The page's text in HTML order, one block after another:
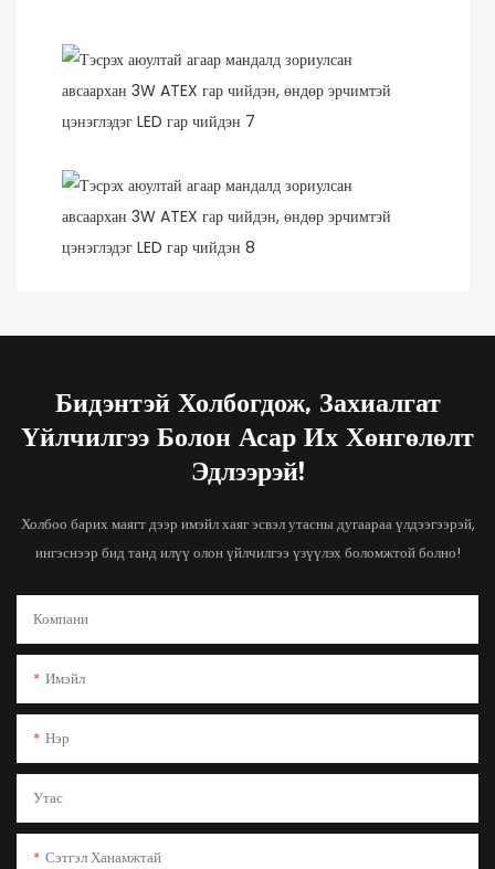
Бидэнтэй Холбогдож, Захиалгат
Үйлчилгээ Болон Асар Их Хөнгөлөлт
Эдлээрэй!
Холбоо барих маягт дээр имэйл хаяг эсвэл утасны дугаараа үлдээгээрэй,
ингэснээр бид танд илүү олон үйлчилгээ үзүүлэх боломжтой болно!
Компани
Имэйл
Нэр
Утас
Сэтгэл Ханамжтай